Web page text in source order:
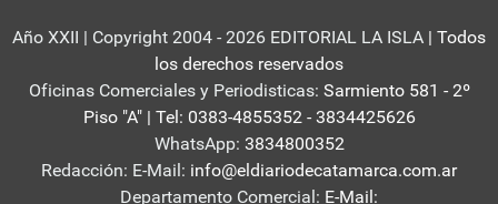
Año XXII | Copyright 2004 - 2026 EDITORIAL LA ISLA | Todos
los derechos reservados
Oficinas Comerciales y Periodisticas: Sarmiento 581 - 2º
Piso "A" | Tel: 0383-4855352 - 3834425626
WhatsApp: 3834800352
Redacción: E-Mail: info@eldiariodecatamarca.com.ar
Departamento Comercial: E-Mail: